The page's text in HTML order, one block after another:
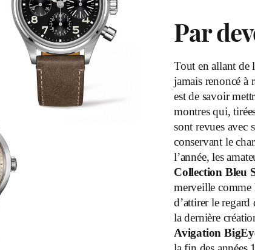
Par
Tout en allant de
jamais renoncé à
est de savoir
montres qui,
sont revues avec
conservant le
l’année, les
Collection Bleu
merveille
d’attirer le
la dernière
Avigation